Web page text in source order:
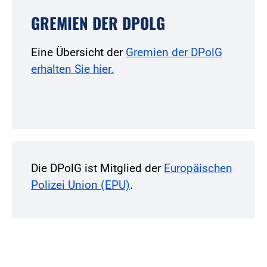
GREMIEN DER DPOLG
Eine Übersicht der Gremien der DPolG
erhalten Sie hier.
Die DPolG ist Mitglied der Europäischen
Polizei Union (EPU).